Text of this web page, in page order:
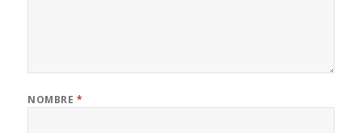
NOMBRE *